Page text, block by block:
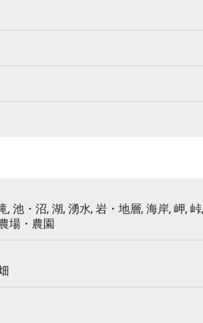
, 池・沼, 湖, 湧水, 岩・地層, 海岸, 岬,
場・農園